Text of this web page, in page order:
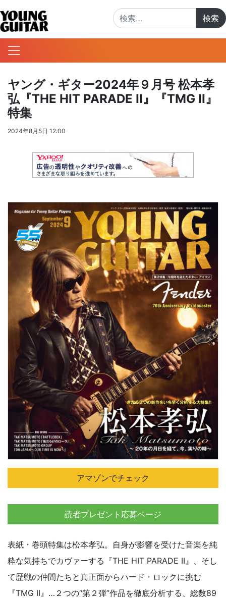
ヤング・ギター2024年９月号 松本孝
弘『THE HIT PARADE II』『TMG II』
特集
2024年8月5日 12:00
アマゾンでチェック
読者プレゼント応募ページ
表紙・巻頭特集は松本孝弘。自身が影響を受けた音楽を純
粋な気持ちでカヴァーする『THE HIT PARADE II』、そし
て歴戦の仲間たちと真正面からハード・ロックに挑む
『TMG II』…２つの“第２弾”作品を徹底分析する、総数89